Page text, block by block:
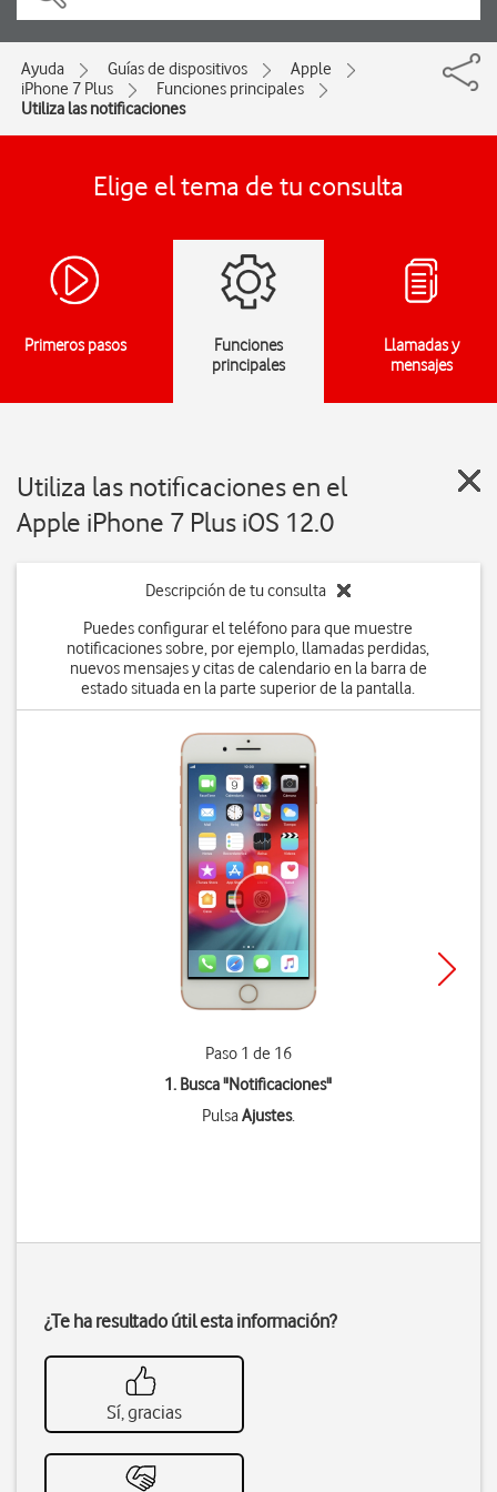
Ayuda Guías de dispositivos
Apple
iPhone 7 Plus
Funciones principales
Utiliza las notificaciones
Elige el tema de tu consulta
Primeros pasos
Funciones
principales
Llamadas y
mensajes
Utiliza las notificaciones en el
Apple iPhone 7 Plus iOS 12.0
Descripción de tu consulta
Puedes configurar el teléfono para que muestre
notificaciones sobre, por ejemplo, llamadas perdidas,
nuevos mensajes y citas de calendario en la barra de
estado situada en la parte superior de la pantalla.
Paso 1 de 16
1. Busca "Notificaciones"
PulsaAjustes.
¿Te ha resultado útil esta información?
Sí, gracias